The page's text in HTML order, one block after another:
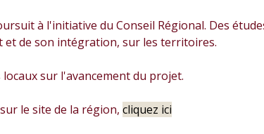
à l'initiative du Conseil Régional. Des
de son intégration, sur les territoires.
sur l'avancement du projet.
le site de la région, cliquez ici